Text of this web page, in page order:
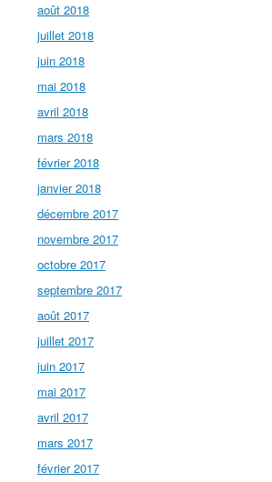
août 2018
juillet 2018
juin 2018
mai 2018
avril 2018
mars 2018
février 2018
janvier 2018
décembre 2017
novembre 2017
octobre 2017
septembre 2017
août 2017
juillet 2017
juin 2017
mai 2017
avril 2017
mars 2017
février 2017